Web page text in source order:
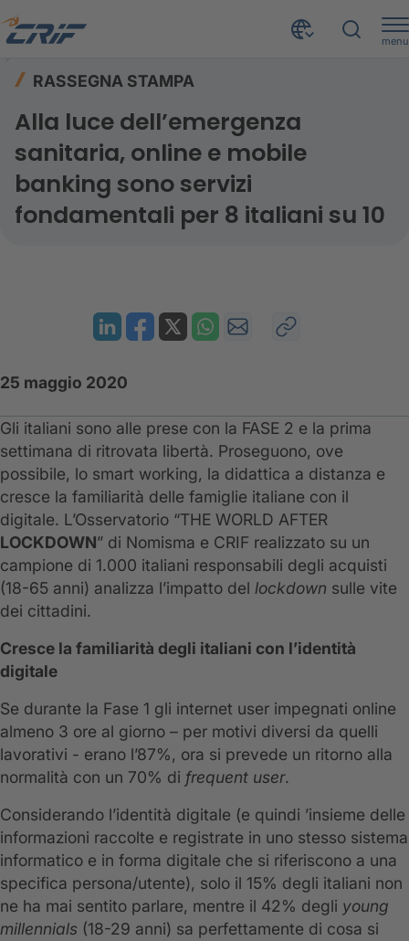
menu
RASSEGNA STAMPA
Alla luce dell’emergenza
sanitaria, online e mobile
banking sono servizi
fondamentali per 8 italiani su 10
25 maggio 2020
Gli italiani sono alle prese con la FASE 2 e la prima
settimana di ritrovata libertà. Proseguono, ove
possibile, lo smart working, la didattica a distanza e
cresce la familiarità delle famiglie italiane con il
digitale. L’Osservatorio “THE WORLD AFTER
LOCKDOWN” di Nomisma e CRIF realizzato su un
campione di 1.000 italiani responsabili degli acquisti
(18-65 anni) analizza l’impatto del lockdown sulle vite
dei cittadini.
Cresce la familiarità degli italiani con l’identità
digitale
Se durante la Fase 1 gli internet user impegnati online
almeno 3 ore al giorno – per motivi diversi da quelli
lavorativi - erano l’87%, ora si prevede un ritorno alla
normalità con un 70% di frequent user.
Considerando l’identità digitale (e quindi ’insieme delle
informazioni raccolte e registrate in uno stesso sistema
informatico e in forma digitale che si riferiscono a una
specifica persona/utente), solo il 15% degli italiani non
ne ha mai sentito parlare, mentre il 42% degli young
millennials (18-29 anni) sa perfettamente di cosa si